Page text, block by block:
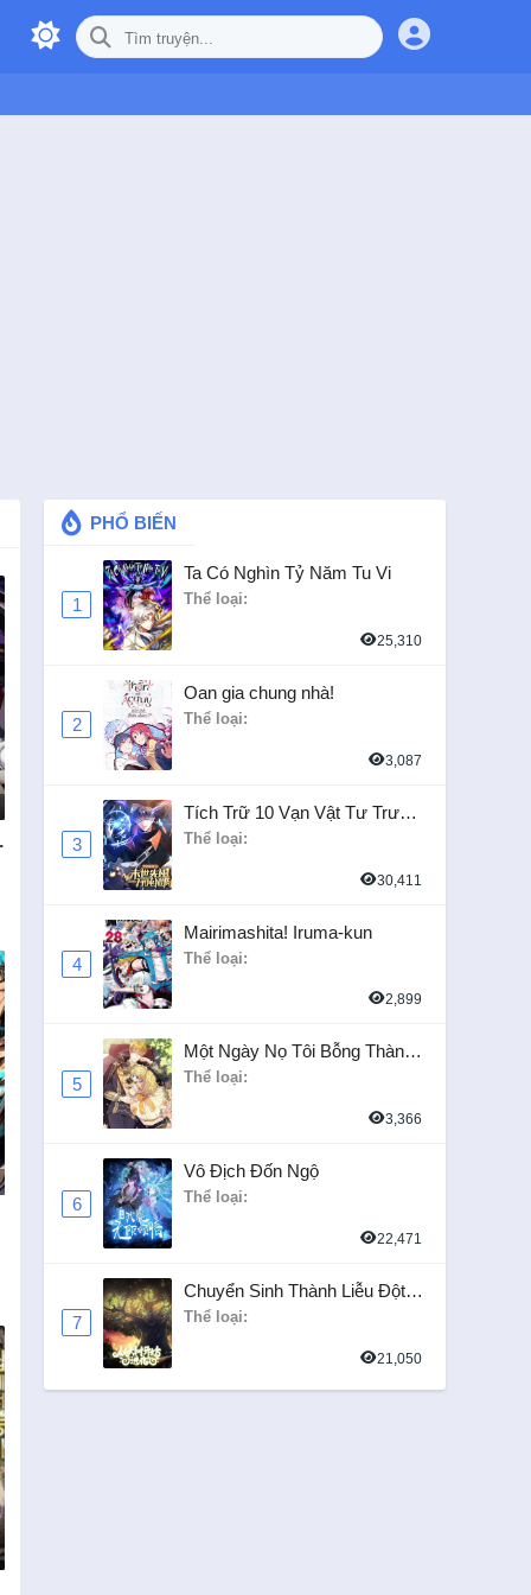
PHỔ BIẾN
1
Ta Có Nghìn Tỷ Năm Tu Vi
Thể loại:
25,310
2
Oan gia chung nhà!
Thể loại:
3,087
3
Tích Trữ 10 Vạn Vật Tư Trước
Ngày Tận Thế
Thể loại:
30,411
4
Mairimashita! Iruma-kun
Thể loại:
2,899
5
Một Ngày Nọ Tôi Bỗng Thành
Nàng Công Chúa
Thể loại:
3,366
6
Vô Địch Đốn Ngộ
Thể loại:
22,471
7
Chuyển Sinh Thành Liễu Đột
Biến
Thể loại:
21,050